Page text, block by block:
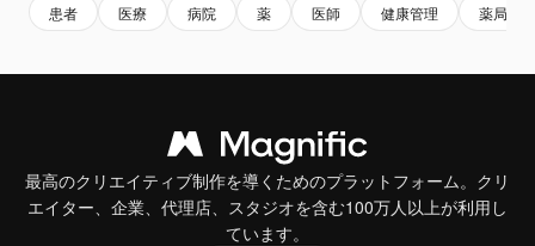
患者 医療 病院 薬 医師 健康管理 薬局
最高のクリエイティブ制作を導くためのプラットフォーム。クリ
エイター、企業、代理店、スタジオを含む100万人以上が利用し
ています。